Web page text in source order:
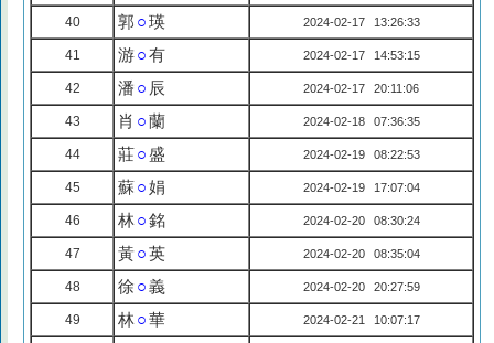
40 郭 ○瑛 2024-02-17 13:26:33
41 游○有 2024-02-17 14:53:15
42 潘 ○ 辰 2024-02-17 20:11:06
43 肖 ○蘭 2024-02-18 07:36:35
44 莊○盛 2024-02-19 08:22:53
45 蘇○娟 2024-02-19 17:07:04
46 林○銘 2024-02-20 08:30:24
47 黃○英 2024-02-20 08:35:04
48 徐 ○義 2024-02-20 20:27:59
49 林○華 2024-02-21 10:07:17